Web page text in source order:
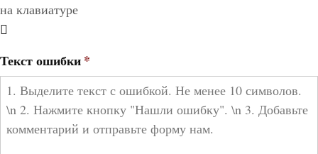
на клавиатуре
Текст ошибки*